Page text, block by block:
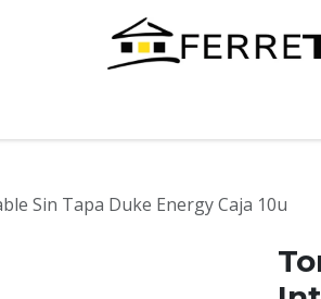
Sin Tapa Duke Energy Caja 10u